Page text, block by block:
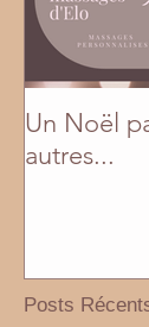
Un Noël
autres...
Posts